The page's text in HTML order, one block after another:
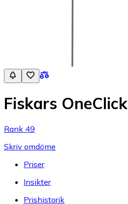
Fiskars
Rank 49
Skriv omdöme
Priser
Insikter
Prishistorik